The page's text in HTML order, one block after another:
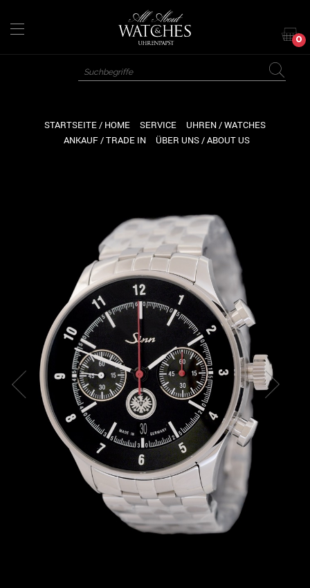
zum
Inhalt
0
STARTSEITE / HOME SERVICE
UHREN / WATCHES
ANKAUF / TRADE IN
ÜBER UNS / ABOUT US